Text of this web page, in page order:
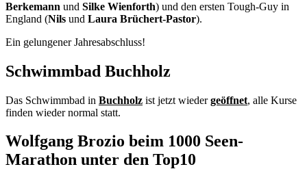
Berkemann und Silke Wienforth) und den ersten Tough-Guy in
England (Nils und Laura Brüchert-Pastor).
Ein gelungener Jahresabschluss!
Schwimmbad Buchholz
Das Schwimmbad in Buchholz ist jetzt wiedergeöffnet, alle Kurse
finden wieder normal statt.
Wolfgang Brozio beim 1000 Seen-
Marathon unter den Top10